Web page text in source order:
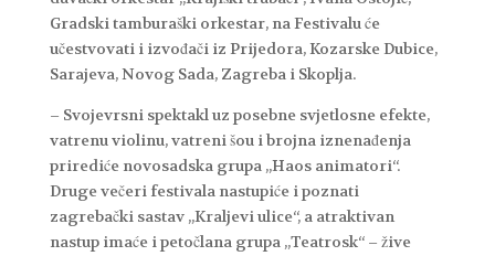
Gradski tamburaški orkestar, na Festivalu će
učestvovati i izvođači iz Prijedora, Kozarske Dubice,
Sarajeva, Novog Sada, Zagreba i Skoplja.
– Svojevrsni spektakl uz posebne svjetlosne efekte,
vatrenu violinu, vatreni šou i brojna iznenađenja
prirediće novosadska grupa „Haos animatori“.
Druge večeri festivala nastupiće i poznati
zagrebački sastav „Kraljevi ulice“, a atraktivan
nastup imaće i petočlana grupa „Teatrosk“ – žive